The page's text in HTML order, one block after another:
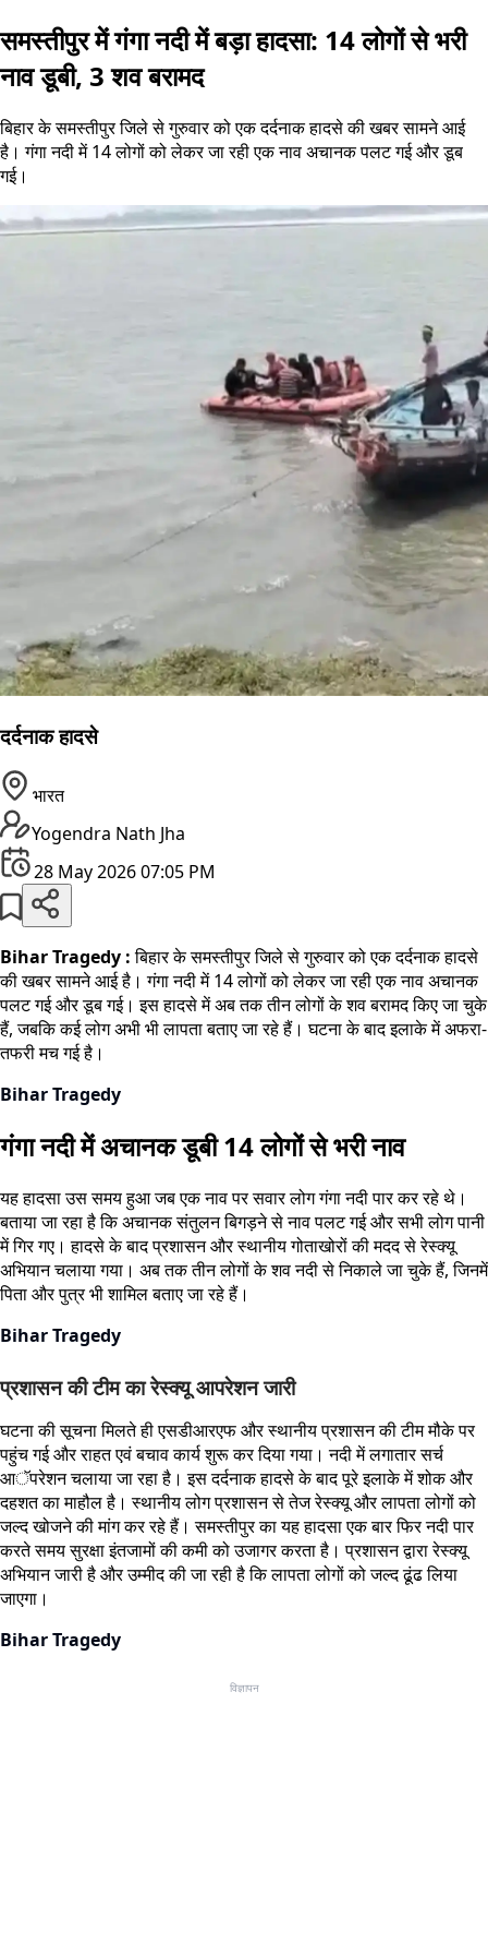
समस्तीपुर में गंगा नदी में बड़ा हादसा: 14 लोगों से भरी
नाव डूबी, 3 शव बरामद
बिहार के समस्तीपुर जिले से गुरुवार को एक दर्दनाक हादसे की खबर सामने आई
है। गंगा नदी में 14 लोगों को लेकर जा रही एक नाव अचानक पलट गई और डूब
गई।
दर्दनाक हादसे
भारत
Yogendra Nath Jha
28 May 2026 07:05 PM
Bihar Tragedy :बिहार के समस्तीपुर जिले से गुरुवार को एक दर्दनाक हादसे
की खबर सामने आई है। गंगा नदी में 14 लोगों को लेकर जा रही एक नाव अचानक
पलट गई और डूब गई। इस हादसे में अब तक तीन लोगों के शव बरामद किए जा चुके
हैं, जबकि कई लोग अभी भी लापता बताए जा रहे हैं। घटना के बाद इलाके में अफरा-
तफरी मच गई है।
Bihar Tragedy
गंगा नदी में अचानक डूबी 14 लोगों से भरी नाव
यह हादसा उस समय हुआ जब एक नाव पर सवार लोग गंगा नदी पार कर रहे थे।
बताया जा रहा है कि अचानक संतुलन बिगड़ने से नाव पलट गई और सभी लोग पानी
में गिर गए। हादसे के बाद प्रशासन और स्थानीय गोताखोरों की मदद से रेस्क्यू
अभियान चलाया गया। अब तक तीन लोगों के शव नदी से निकाले जा चुके हैं, जिनमें
पिता और पुत्र भी शामिल बताए जा रहे हैं।
Bihar Tragedy
प्रशासन की टीम का रेस्क्यू आपरेशन जारी
घटना की सूचना मिलते ही एसडीआरएफ और स्थानीय प्रशासन की टीम मौके पर
पहुंच गई और राहत एवं बचाव कार्य शुरू कर दिया गया। नदी में लगातार सर्च
आॅपरेशन चलाया जा रहा है। इस दर्दनाक हादसे के बाद पूरे इलाके में शोक और
दहशत का माहौल है। स्थानीय लोग प्रशासन से तेज रेस्क्यू और लापता लोगों को
जल्द खोजने की मांग कर रहे हैं। समस्तीपुर का यह हादसा एक बार फिर नदी पार
करते समय सुरक्षा इंतजामों की कमी को उजागर करता है। प्रशासन द्वारा रेस्क्यू
अभियान जारी है और उम्मीद की जा रही है कि लापता लोगों को जल्द ढूंढ लिया
जाएगा।
Bihar Tragedy
विज्ञापन